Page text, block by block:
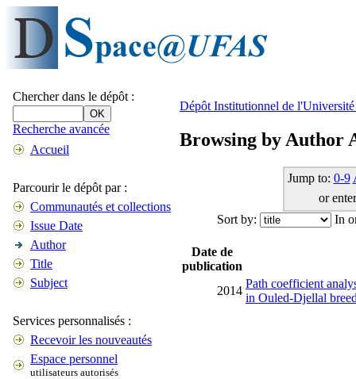
Chercher dans le dépôt :
Recherche avancée
Accueil
Parcourir le dépôt par :
Communautés et collections
Issue Date
Author
Title
Subject
Services personnalisés :
Recevoir les nouveautés
Espace personnel
utilisateurs autorisés
Dépôt Institutionnel de
Browsing by Author
Jump to: 0-9
or
Sort by:
In
Date de
publication
2014
Path coefficient
in Ouled-Djellal